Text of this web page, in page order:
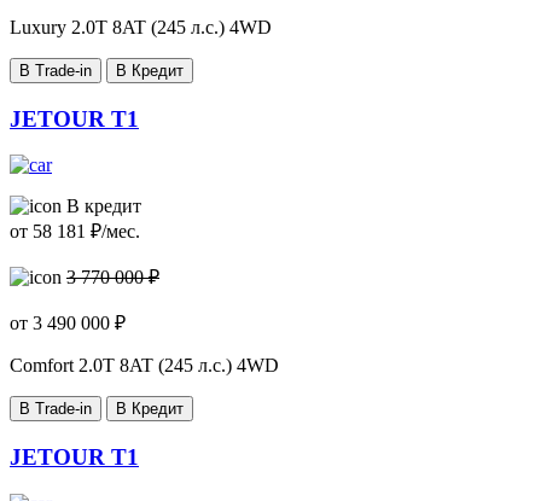
Luxury 2.0T 8AT (245 л.с.) 4WD
В Trade-in В Кредит
JETOUR T1
В кредит
от 58 181 ₽/мес.
3 770 000 ₽
от 3 490 000 ₽
Comfort2.0T 8AT (245 л.с.) 4WD
В Trade-in В Кредит
JETOUR T1